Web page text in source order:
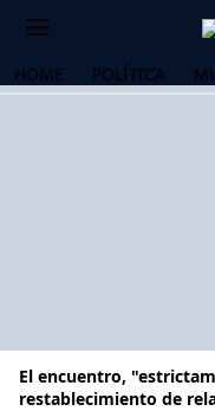
HOME POLÍTICA
El encuentro,
restablecimiento de